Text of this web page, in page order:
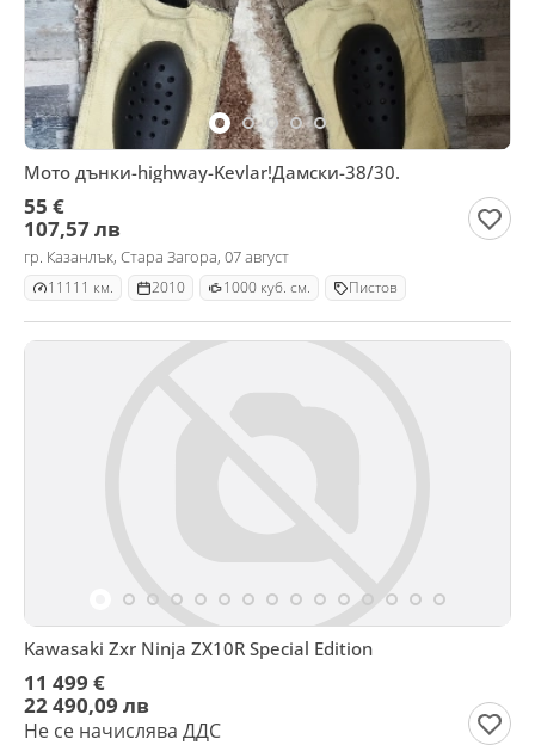
Мото дънки-highway-Kevlar!Дамски-38/30.
55 €
107,57 лв
гр. Казанлък, Стара Загора, 07 август
11111 км. 2010 1000 куб. см. Пистов
Kawasaki Zxr Ninja ZX10R Special Edition
11 499 €
22 490,09 лв
Не се начислява ДДС